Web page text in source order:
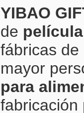
YIBAO
de
fábricas de
mayor
para
fabricación